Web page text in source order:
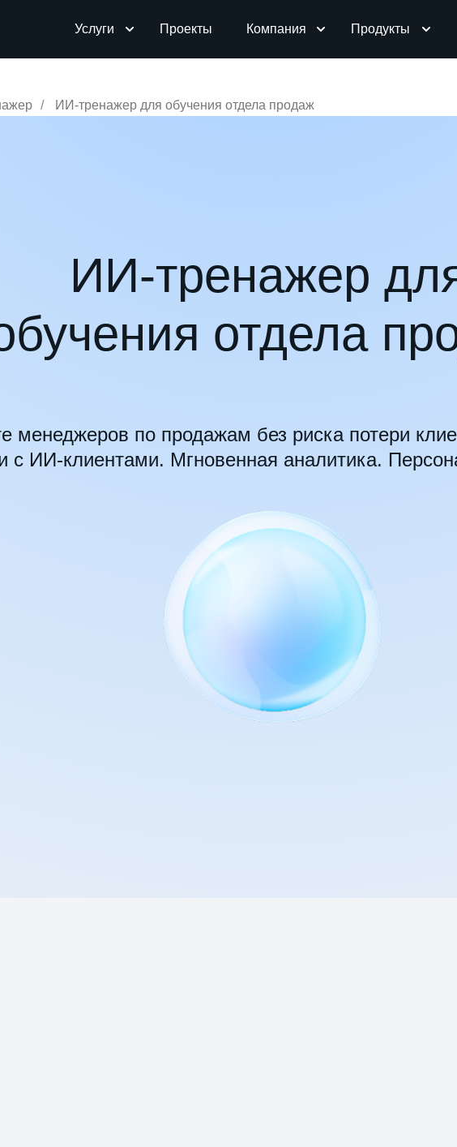
Услуги Проекты Компания Продукты
/ ИИ-тренажер для обучения отдела продаж
ИИ-тренажер
отдела
менеджеров по продажам без риска потери
с ИИ-клиентами. Мгновенная аналитика.